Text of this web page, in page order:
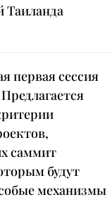
Таиланда
первая сессия
саммит
будут
механизмы